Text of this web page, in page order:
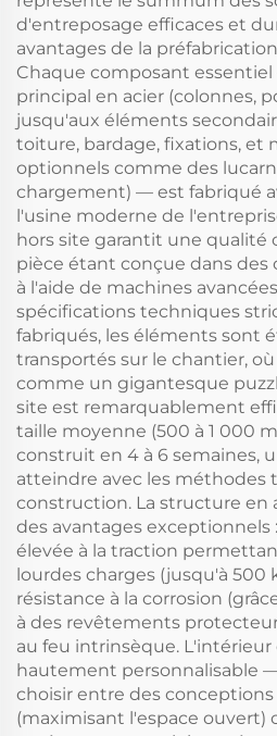
d'entreposage efficaces et
avantages de la
Chaque composant
principal en acier (colonnes,
jusqu'aux éléments
toiture, bardage, fixations, et
optionnels comme des
chargement) — est fabriqué
l'usine moderne de
hors site garantit une qualité
pièce étant conçue dans
à l'aide de machines
spécifications techniques
fabriqués, les éléments sont
transportés sur le chantier,
comme un gigantesque
site est remarquablement
taille moyenne (500 à 1 000
construit en 4 à 6 semaines,
atteindre avec les méthodes
construction. La structure en
des avantages exceptionnels
élevée à la traction
lourdes charges (jusqu'à 500
résistance à la corrosion
à des revêtements
au feu intrinsèque.
hautement personnalisable
choisir entre des conceptions
(maximisant l'espace ouvert)